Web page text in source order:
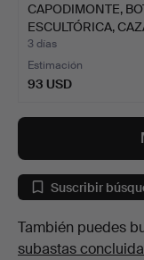
CAPODIMONTE,
ESCULTÓRICA,
…
3 días
Estimación
93 USD
Suscribir
También puedes
subastas